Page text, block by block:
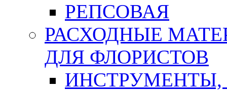
РЕПСОВАЯ
РАСХОДНЫЕ
ДЛЯ ФЛОРИСТОВ
ИНСТРУМЕНТЫ,